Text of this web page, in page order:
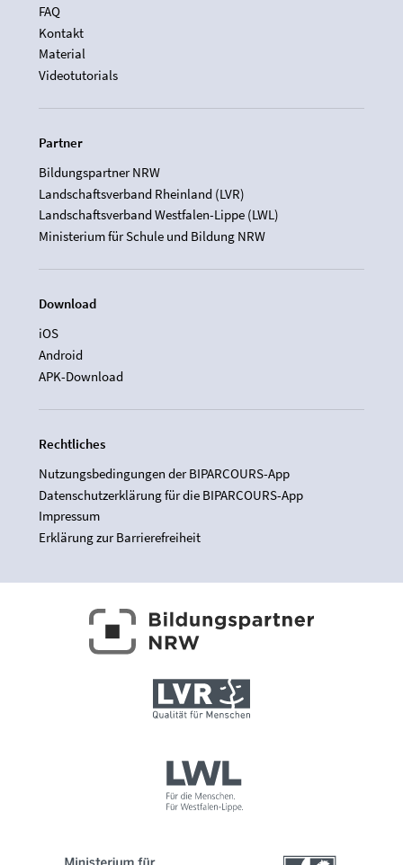
FAQ
Kontakt
Material
Videotutorials
Partner
Bildungspartner NRW
Landschaftsverband Rheinland (LVR)
Landschaftsverband Westfalen-Lippe (LWL)
Ministerium für Schule und Bildung NRW
Download
iOS
Android
APK-Download
Rechtliches
Nutzungsbedingungen der BIPARCOURS-App
Datenschutzerklärung für die BIPARCOURS-App
Impressum
Erklärung zur Barrierefreiheit